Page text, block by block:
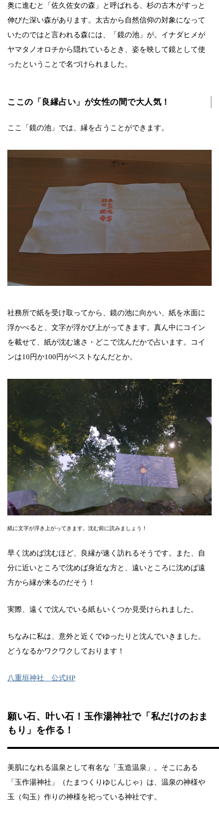
奥に進むと「佐久佐女の森」と呼ばれる、杉の古木がすっと
伸びた深い森があります。太古から自然信仰の対象になって
いたのではと言われる森には、「鏡の池」が。イナダヒメが
ヤマタノオロチから隠れているとき、姿を映して鏡として使
ったということで名づけられました。
ここの「良縁占い」が女性の間で大人気！
ここ「鏡の池」では、縁を占うことができます。
社務所で紙を受け取ってから、鏡の池に向かい、紙を水面に
浮かべると、文字が浮かび上がってきます。真ん中にコイン
を載せて、紙が沈む速さ・どこで沈んだかで占います。コイ
ンは10円か100円がベストなんだとか。
紙に文字が浮き上がってきます。沈む前に読みましょう！
早く沈めば沈むほど、良縁が速く訪れるそうです。また、自
分に近いところで沈めば身近な方と、遠いところに沈めば遠
方から縁が来るのだそう！
実際、遠くで沈んでいる紙もいくつか見受けられました。
ちなみに私は、意外と近くでゆったりと沈んでいきました。
どうなるかワクワクしております！
八重垣神社 公式HP
願い石、叶い石！玉作湯神社で「私だけのおま
もり」を作る！
美肌になれる温泉として有名な「玉造温泉」。そこにある
「玉作湯神社」（たまつくりゆじんじゃ）は、温泉の神様や
玉（勾玉）作りの神様を祀っている神社です。